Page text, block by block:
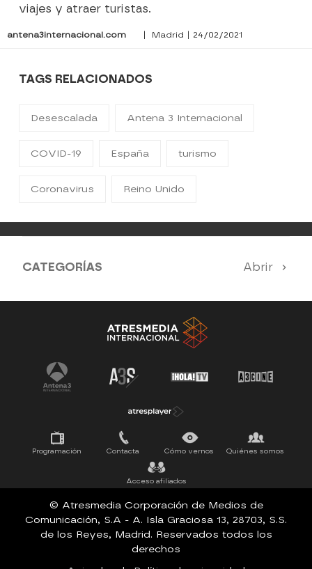
viajes y atraer turistas.
antena3internacional.com | Madrid | 24/02/2021
TAGS RELACIONADOS
Desescalada Antena 3 Internacional
COVID-19 España turismo
Coronavirus Reino Unido
CATEGORÍAS Abrir
Antena 3 Noticias El Hormiguero
Tu cara me suena Pasapalabra
Programación Contacta Cómo vernos Quiénes somos
Acceso afiliados
© Atresmedia Corporación de Medios de
Comunicación, S.A - A. Isla Graciosa 13, 28703, S.S.
de los Reyes, Madrid. Reservados todos los
derechos